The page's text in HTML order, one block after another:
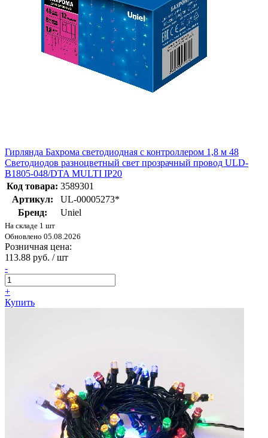
Гирлянда Бахрома светодиодная с контроллером 1,8 м 48
Светодиодов разноцветный свет прозрачный провод ULD-
B1805-048/DTA MULTI IP20
Код товара: 3589301
Артикул:
UL-00005273*
Бренд:
Uniel
На складе 1 шт
Обновлено 05.08.2026
Розничная цена:
113.88 руб. / шт
-
+
Купить